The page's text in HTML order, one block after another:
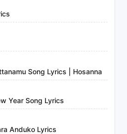
Song Lyrics | Hosanna
Year Song Lyrics
Anduko Lyrics